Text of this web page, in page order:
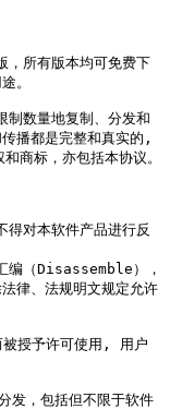
所有版本均可免费下
。
数量地复制、分发和
播都是完整和真实的,
商标，亦包括本协议。
对本软件产品进行反
编（Disassemble），
律、法规明文规定允许
授予许可使用, 用户
，包括但不限于软件